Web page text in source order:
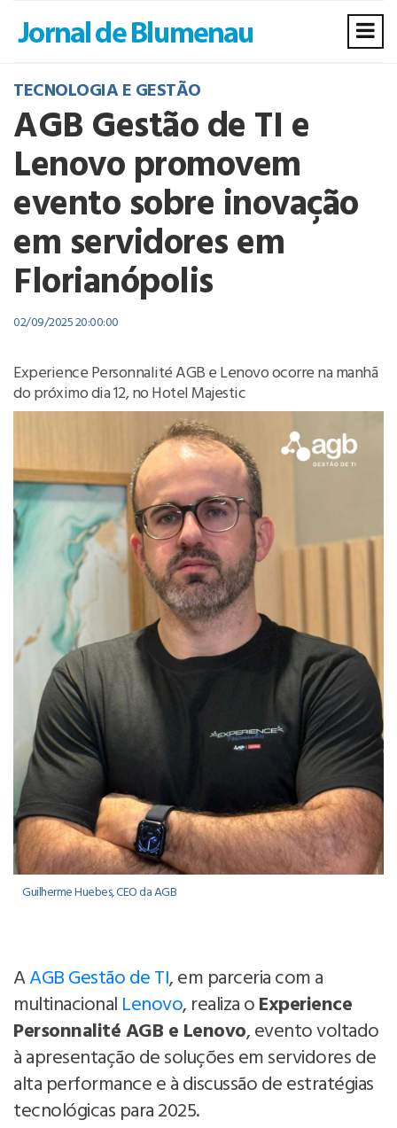
TECNOLOGIA E GESTÃO
AGB Gestão de TI e
Lenovo promovem
evento sobre inovação
em servidores em
Florianópolis
02/09/2025 20:00:00
Experience Personnalité AGB e Lenovo ocorre na manhã
do próximo dia 12, no Hotel Majestic
Guilherme Huebes, CEO da AGB
AAGB Gestão de TI, em parceria com a
multinacional Lenovo, realiza oExperience
Personnalité AGB e Lenovo, evento voltado
à apresentação de soluções em servidores de
alta performance e à discussão de estratégias
tecnológicas para 2025.